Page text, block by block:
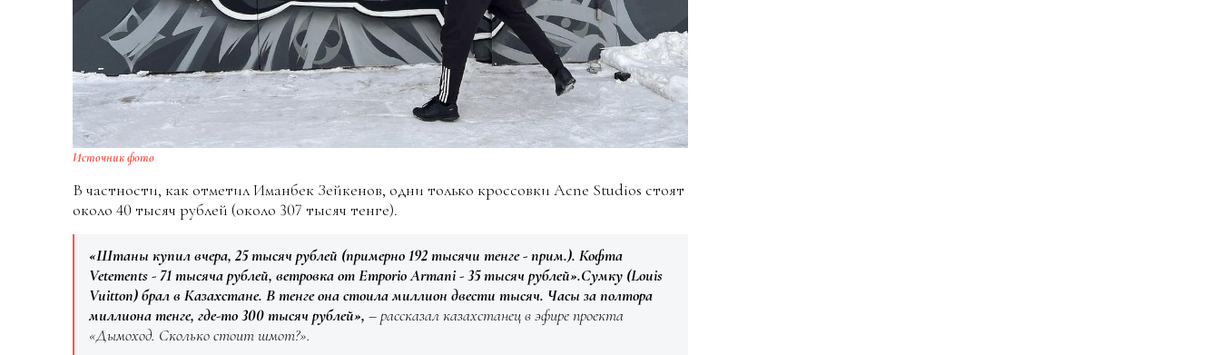
Источник фото
В частности, как отметил Иманбек Зейкенов, одни только кроссовки Acne Studios стоят
около 40 тысяч рублей (около 307 тысяч тенге).
«Штаны купил вчера, 25 тысяч рублей (примерно 192 тысячи тенге - прим.). Кофта
Vetements - 71 тысяча рублей, ветровка от Emporio Armani - 35 тысяч рублей».Сумку (Louis
Vuitton) брал в Казахстане. В тенге она стоила миллион двести тысяч. Часы за полтора
миллиона тенге, где-то 300 тысяч рублей», – рассказал казахстанец в эфире проекта
«Дымоход. Сколько стоит шмот?».